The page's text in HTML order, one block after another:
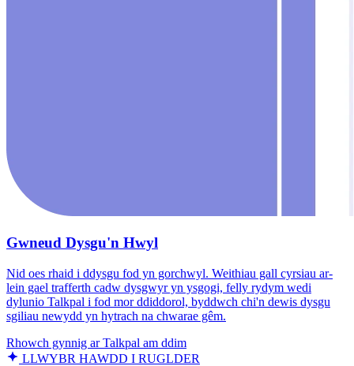
Gwneud Dysgu'n Hwyl
Nid oes rhaid i ddysgu fod yn gorchwyl. Weithiau gall cyrsiau ar-
lein gael trafferth cadw dysgwyr yn ysgogi, felly rydym wedi
dylunio Talkpal i fod mor ddiddorol, byddwch chi'n dewis dysgu
sgiliau newydd yn hytrach na chwarae gêm.
Rhowch gynnig ar Talkpal am ddim
LLWYBR HAWDD I RUGLDER